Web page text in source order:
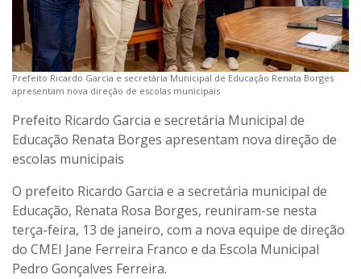
Prefeito Ricardo Garcia e secretária Municipal de Educação Renata Borges
apresentam nova direção de escolas municipais
Prefeito Ricardo Garcia e secretária Municipal de
Educação Renata Borges apresentam nova direção de
escolas municipais
O prefeito Ricardo Garcia e a secretária municipal de
Educação, Renata Rosa Borges, reuniram-se nesta
terça-feira, 13 de janeiro, com a nova equipe de direção
do CMEI Jane Ferreira Franco e da Escola Municipal
Pedro Gonçalves Ferreira.